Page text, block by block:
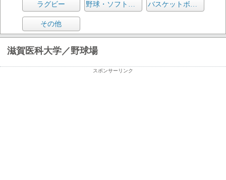
ラグビー 野球・ソフトボール バスケットボール
その他
滋賀医科大学／野球場
スポンサーリンク